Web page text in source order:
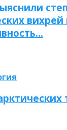
вихрей